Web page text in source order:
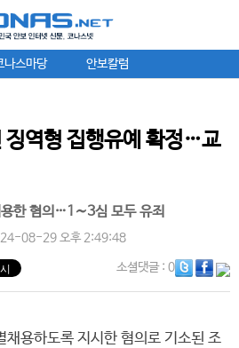
나스마당 안보칼럼
징역형 집행유예 확정…교
용한 혐의…1∼3심 모두 유죄
08-29 오후 2:49:48
소셜댓글: 0
채용하도록 지시한 혐의로 기소된 조